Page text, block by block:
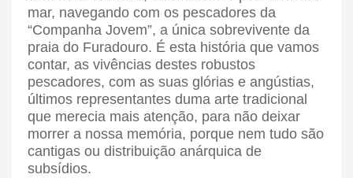
mar, navegando com os pescadores da
“Companha Jovem”, a única sobrevivente da
praia do Furadouro. É esta história que vamos
contar, as vivências destes robustos
pescadores, com as suas glórias e angústias,
últimos representantes duma arte tradicional
que merecia mais atenção, para não deixar
morrer a nossa memória, porque nem tudo são
cantigas ou distribuição anárquica de
subsídios.